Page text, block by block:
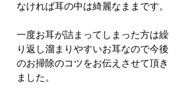
なければ耳の中は綺麗なままです。
一度お耳が詰まってしまった方は繰
り返し溜まりやすいお耳なので今後
のお掃除のコツをお伝えさせて頂き
ました。